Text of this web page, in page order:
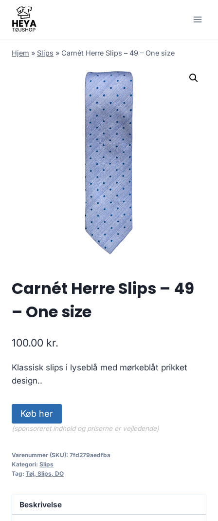
content
Hjem » Slips » Carnét Herre Slips – 49 – One size
Carnét Herre Slips – 49
– One size
100.00 kr.
Klassisk slips i lyseblå med mørkeblåt prikket
design..
Køb her
(sponsoreret indhold og priserne er vejledende)
Varenummer (SKU): 7fd279aedfba
Kategori: Slips
Tag: Tøj, Slips, DO
Beskrivelse